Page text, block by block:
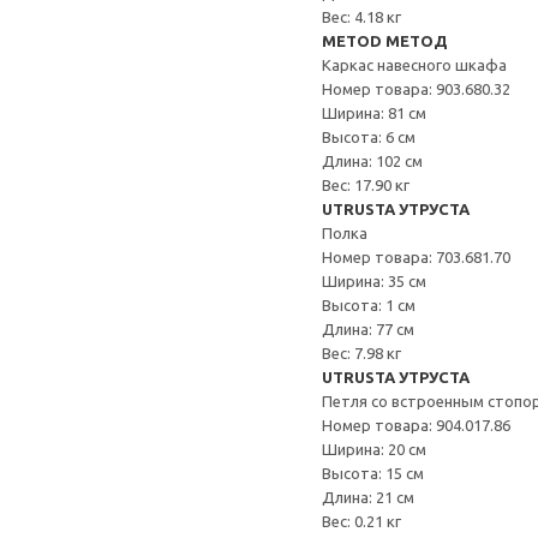
Вес: 4.18 кг
METOD МЕТОД
Каркас навесного шкафа
Номер товара: 903.680.32
Ширина: 81 см
Высота: 6 см
Длина: 102 см
Вес: 17.90 кг
UTRUSTA УТРУСТА
Полка
Номер товара: 703.681.70
Ширина: 35 см
Высота: 1 см
Длина: 77 см
Вес: 7.98 кг
UTRUSTA УТРУСТА
Петля со встроенным
Номер товара: 904.017.86
Ширина: 20 см
Высота: 15 см
Длина: 21 см
Вес: 0.21 кг